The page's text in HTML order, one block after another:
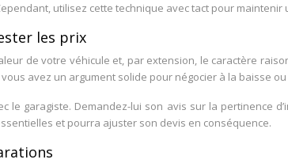
utilisez cette technique avec tact pour
les prix
de votre véhicule et, par extension, le caractère
avez un argument solide pour négocier à la baisse
le garagiste. Demandez-lui son avis sur la pertinence
et pourra ajuster son devis en conséquence.